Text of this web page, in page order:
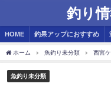
釣り
HOME 釣果アップにおすすめ
ホーム 魚釣り未分類 西宮
魚釣り未分類